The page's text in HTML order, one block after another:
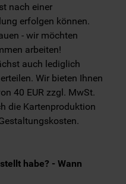
nach einer
erfolgen können.
- wir möchten
arbeiten!
auch lediglich
Wir bieten Ihnen
40 EUR zzgl. MwSt.
die Kartenproduktion
habe? - Wann